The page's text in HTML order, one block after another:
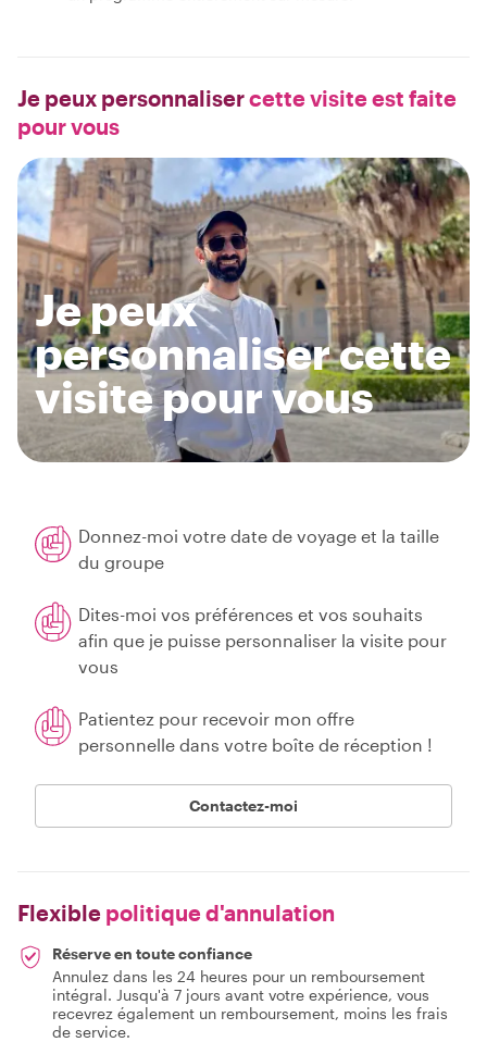
Je peux personnalisercette visite est faite
pour vous
Je peux
personnaliser cette
visite pour vous
Donnez-moi votre date de voyage et la taille
du groupe
Dites-moi vos préférences et vos souhaits
afin que je puisse personnaliser la visite pour
vous
Patientez pour recevoir mon offre
personnelle dans votre boîte de réception !
Contactez-moi
Flexible politique d'annulation
Réserve en toute confiance
Annulez dans les 24 heures pour un remboursement
intégral. Jusqu'à 7 jours avant votre expérience, vous
recevrez également un remboursement, moins les frais
de service.